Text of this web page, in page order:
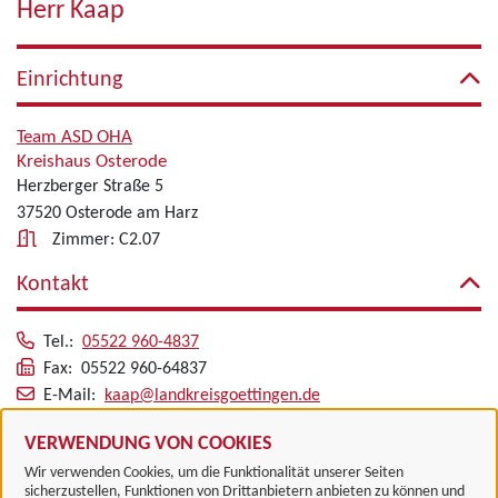
VERWENDUNG VON COOKIES
Wir verwenden Cookies, um die Funktionalität unserer Seiten
sicherzustellen, Funktionen von Drittanbietern anbieten zu können und
Herr Kaap
Einrichtung
Team ASD OHA
Kreishaus Osterode
Herzberger Straße 5
37520 Osterode am Harz
Zimmer: C2.07
Kontakt
Tel.: 05522 960-4837
Fax: 05522 960-64837
E-Mail:
kaap@landkreisgoettingen.de
Alle zugeordneten Einrichtungen